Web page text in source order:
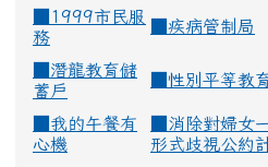
■1999市民服
務
疾病管制局
潛龍教育儲
蓄戶
性別平等教
我的午餐有
心機
消除對婦女
形式歧視公約